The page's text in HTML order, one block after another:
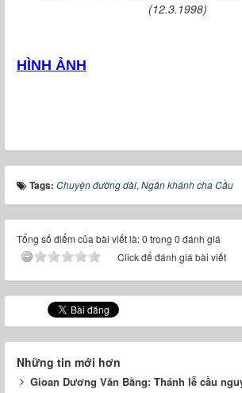
(12.3.1998)
HÌNH ẢNH
Tags: Chuyện đường dài, Ngân khánh cha Cầu
Tổng số điểm của bài viết là: 0 trong 0 đánh giá
Click để đánh giá bài viết
Những tin mới hơn
Gioan Dương Văn Bằng: Thánh lễ cầu